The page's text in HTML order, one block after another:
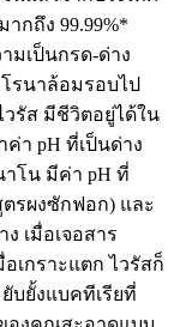
กถึง 99.99%*
มเป็นกรด-ด่าง
รนาล้อมรอบไป
วรัส มีชีวิตอยู่ได้ใน
ค่า pH ที่เป็นด่าง
าโน มีค่า pH ที่
รผงซักฟอก) และ
เมื่อเจอสาร
เกราะแตก ไวรัสก็
บยั้งแบคทีเรียที่